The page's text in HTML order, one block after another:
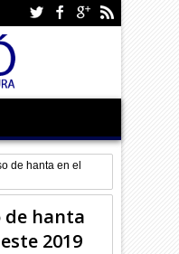
de hanta en el
de hanta
2019